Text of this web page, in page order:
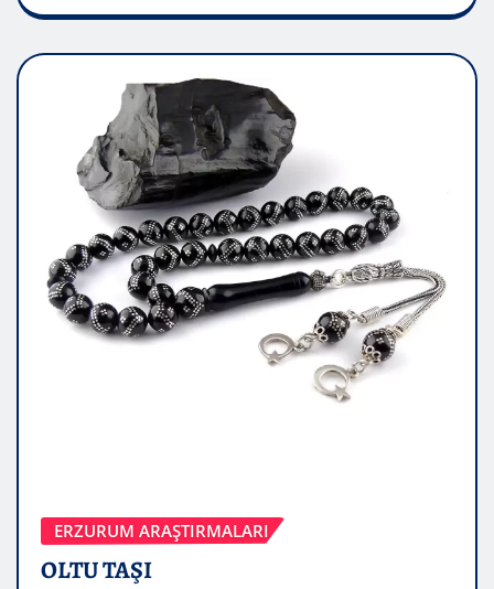
ERZURUM ARAŞTIRMALARI
OLTU TAŞI